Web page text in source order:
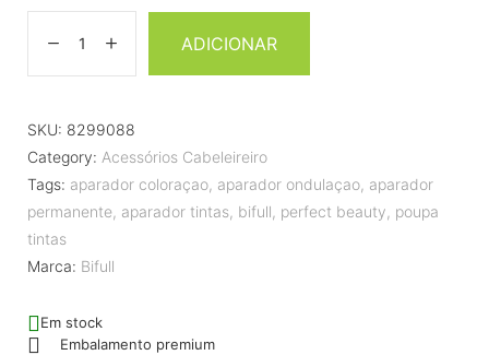
ADICIONAR
SKU: 8299088
Category: Acessórios Cabeleireiro
Tags: aparador coloraçao, aparador ondulaçao, aparador
permanente, aparador tintas, bifull, perfect beauty, poupa
tintas
Marca: Bifull
Em stock
Embalamento premium